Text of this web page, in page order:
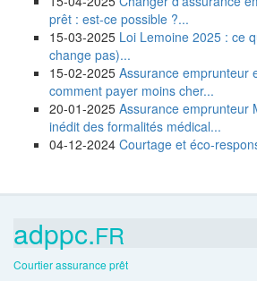
prêt : est-ce possible ?...
15-03-2025 Loi Lemoine 2025 : ce
change pas)...
15-02-2025 Assurance emprunteur
comment payer moins cher...
20-01-2025 Assurance emprunteur
inédit des formalités médical...
04-12-2024 Courtage et éco-
adppc.FR
Courtier assurance prêt